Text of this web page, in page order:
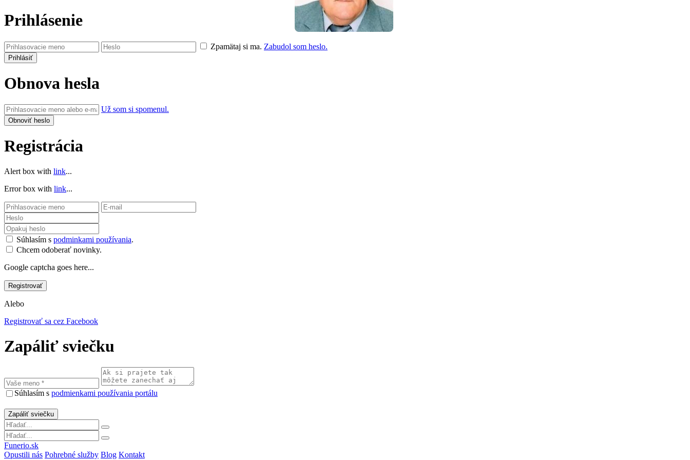
Prihlásenie
Zpamätaj si ma. Zabudol som heslo.
Obnova hesla
Už som si spomenul.
Registrácia
Alert box with link...
Error box with link...
Súhlasím s podminkami používania.
Chcem odoberať novinky.
Google captcha goes here...
Alebo
Registrovať sa cez Facebook
Zapáliť sviečku
Súhlasím s podmienkami používania portálu
Funerio.sk
Opustili nás Pohrebné služby Blog Kontakt